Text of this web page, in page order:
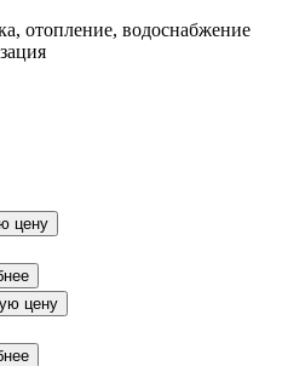
отопление, водоснабжение
цену
цену